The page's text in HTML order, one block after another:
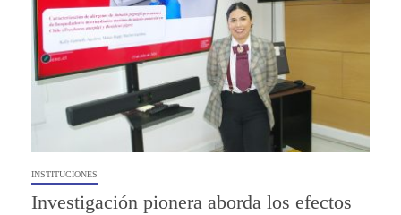
INSTITUCIONES
Investigación pionera aborda los efectos